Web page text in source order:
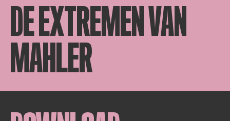
DE EXTREMEN VAN
MAHLER